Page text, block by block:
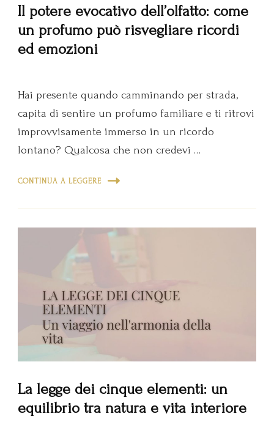
Il potere evocativo dell’olfatto: come
un profumo può risvegliare ricordi
ed emozioni
Hai presente quando camminando per strada,
capita di sentire un profumo familiare e ti ritrovi
improvvisamente immerso in un ricordo
lontano? Qualcosa che non credevi …
CONTINUA A LEGGERE
La legge dei cinque elementi: un
equilibrio tra natura e vita interiore